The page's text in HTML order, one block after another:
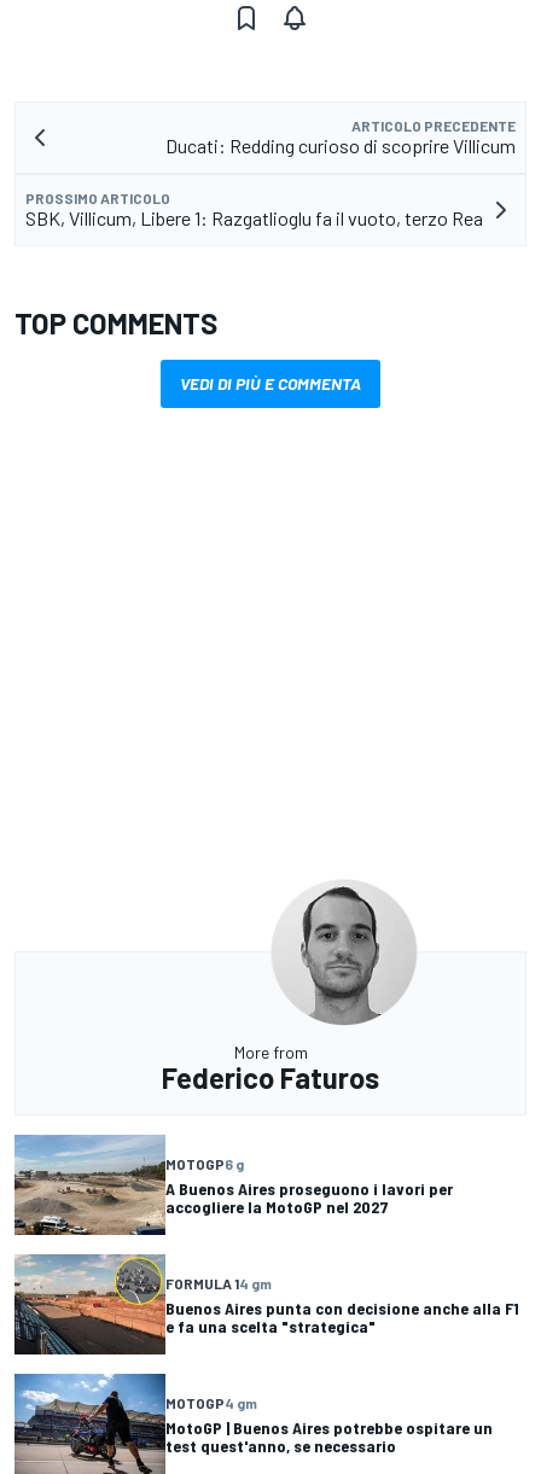
ARTICOLO PRECEDENTE
Ducati: Redding curioso di scoprire Villicum
PROSSIMO ARTICOLO
SBK, Villicum, Libere 1: Razgatlioglu fa il vuoto, terzo Rea
TOP COMMENTS
VEDI DI PIÙ E COMMENTA
More from
Federico Faturos
MOTOGP6 g
A Buenos Aires proseguono i lavori per
accogliere la MotoGP nel 2027
FORMULA 14 gm
Buenos Aires punta con decisione anche alla F1
e fa una scelta "strategica"
MOTOGP4 gm
MotoGP | Buenos Aires potrebbe ospitare un
test quest'anno, se necessario